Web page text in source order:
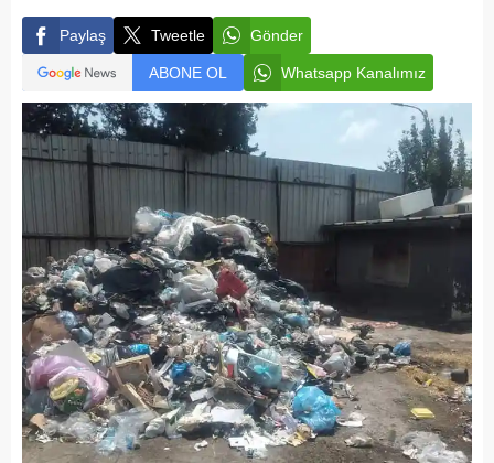
Paylaş Tweetle Gönder
ABONE OL Whatsapp Kanalımız